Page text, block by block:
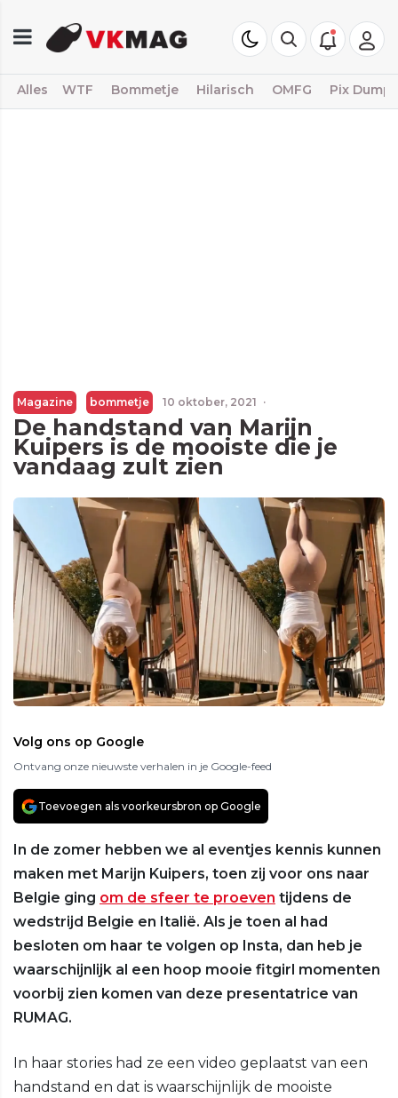
Alles WTF Bommetje Hilarisch OMFG Pix Dump
Magazine bommetje 10 oktober, 2021 ·
De handstand van Marijn
Kuipers is de mooiste die je
vandaag zult zien
Volg ons op Google
Ontvang onze nieuwste verhalen in je Google-feed
Toevoegen als voorkeursbron op Google
In de zomer hebben we al eventjes kennis kunnen
maken met Marijn Kuipers, toen zij voor ons naar
Belgie ging om de sfeer te proeven tijdens de
wedstrijd Belgie en Italië. Als je toen al had
besloten om haar te volgen op Insta, dan heb je
waarschijnlijk al een hoop mooie fitgirl momenten
voorbij zien komen van deze presentatrice van
RUMAG.
In haar stories had ze een video geplaatst van een
handstand en dat is waarschijnlijk de mooiste